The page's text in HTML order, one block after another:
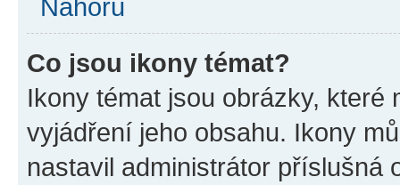
Nahoru
Co jsou ikony témat?
Ikony témat jsou obrázky,
vyjádření jeho obsahu. Ikony
nastavil administrátor příslušná